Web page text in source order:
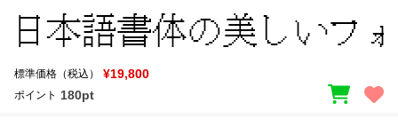
標準価格（税込） ¥19,800
ポイント 180pt